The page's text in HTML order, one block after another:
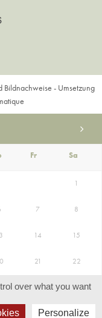
Bildnachweise - Umsetzung
Fr Sa
1
7 8
14 15
21 22
28 29
over what you want
Personalize